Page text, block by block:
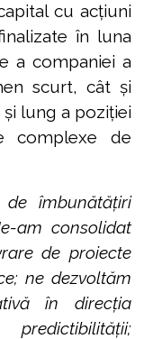
cu acțiuni
în luna
a companiei a
scurt, cât și
lung a poziției
complexe de
îmbunătățiri
am consolidat
de proiecte
ne dezvoltăm
în direcția